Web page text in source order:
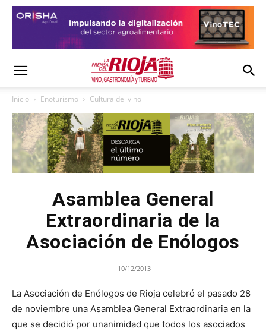
Inicio Enoturismo Cultura del vino
Asamblea General
Extraordinaria de la
Asociación de Enólogos
10/12/2013
La Asociación de Enólogos de Rioja celebró el pasado 28
de noviembre una Asamblea General Extraordinaria en la
que se decidió por unanimidad que todos los asociados